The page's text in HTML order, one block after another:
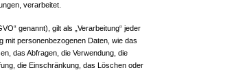
verarbeitet.
genannt), gilt als „Verarbeitung“ jeder
mit personenbezogenen Daten, wie das
das Abfragen, die Verwendung, die
die Einschränkung, das Löschen oder